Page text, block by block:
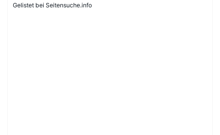
Gelistet bei Seitensuche.info